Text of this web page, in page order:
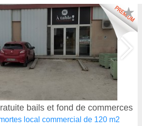
bails et fond de commerces
local commercial de 120 m2
★